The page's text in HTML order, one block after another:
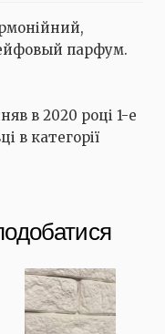
парфум.
в 2020 році 1-е
в категорії